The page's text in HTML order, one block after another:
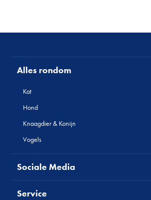
Alles rondom
Kat
Hond
Knaagdier & Konijn
Vogels
Sociale Media
Service